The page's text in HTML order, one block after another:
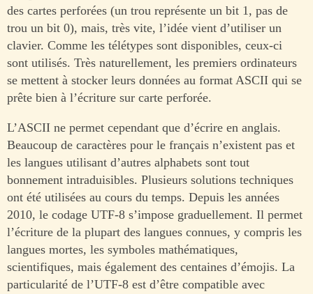
des cartes perforées (un trou représente un bit 1, pas de
trou un bit 0), mais, très vite, l’idée vient d’utiliser un
clavier. Comme les télétypes sont disponibles, ceux-ci
sont utilisés. Très naturellement, les premiers ordinateurs
se mettent à stocker leurs données au format ASCII qui se
prête bien à l’écriture sur carte perforée.
L’ASCII ne permet cependant que d’écrire en anglais.
Beaucoup de caractères pour le français n’existent pas et
les langues utilisant d’autres alphabets sont tout
bonnement intraduisibles. Plusieurs solutions techniques
ont été utilisées au cours du temps. Depuis les années
2010, le codage UTF-8 s’impose graduellement. Il permet
l’écriture de la plupart des langues connues, y compris les
langues mortes, les symboles mathématiques,
scientifiques, mais également des centaines d’émojis. La
particularité de l’UTF-8 est d’être compatible avec